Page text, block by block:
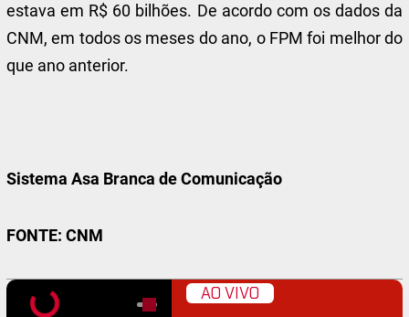
estava em R$ 60 bilhões. De acordo com os dados da
CNM, em todos os meses do ano, o FPM foi melhor do
que ano anterior.
Sistema Asa Branca de Comunicação
FONTE: CNM
AO VIVO